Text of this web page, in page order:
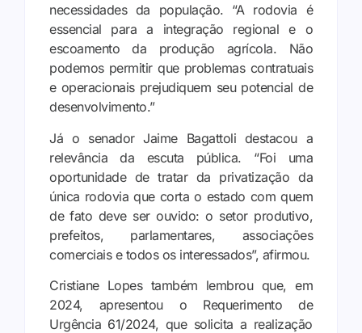
necessidades da população. “A rodovia é
essencial para a integração regional e o
escoamento da produção agrícola. Não
podemos permitir que problemas contratuais
e operacionais prejudiquem seu potencial de
desenvolvimento.”
Já o senador Jaime Bagattoli destacou a
relevância da escuta pública. “Foi uma
oportunidade de tratar da privatização da
única rodovia que corta o estado com quem
de fato deve ser ouvido: o setor produtivo,
prefeitos, parlamentares, associações
comerciais e todos os interessados”, afirmou.
Cristiane Lopes também lembrou que, em
2024, apresentou o Requerimento de
Urgência 61/2024, que solicita a realização